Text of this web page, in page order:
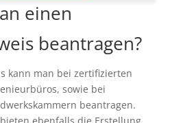
einen
beantragen?
kann man bei zertifizierten
sowie bei
beantragen.